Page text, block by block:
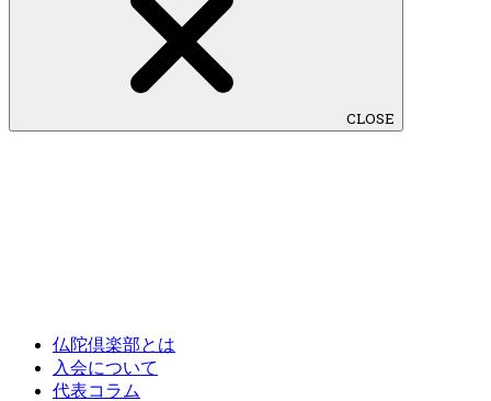
CLOSE
仏陀倶楽部とは
入会について
代表コラム